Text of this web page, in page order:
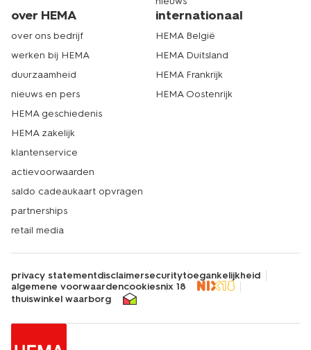
over HEMA
over ons bedrijf
werken bij HEMA
duurzaamheid
nieuws en pers
HEMA geschiedenis
HEMA zakelijk
klantenservice
actievoorwaarden
saldo cadeaukaart opvragen
partnerships
retail media
internationaal
HEMA België
HEMA Duitsland
HEMA Frankrijk
HEMA Oostenrijk
privacy statementdisclaimersecuritytoegankelijkheid
algemene voorwaardencookiesnix 18
thuiswinkel waarborg